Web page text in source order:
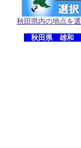
秋田県内の地点を
秋田県 雄和